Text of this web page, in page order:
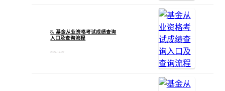
8. 基金从业资格考试成绩查询
入口及查询流程
2022-12-27